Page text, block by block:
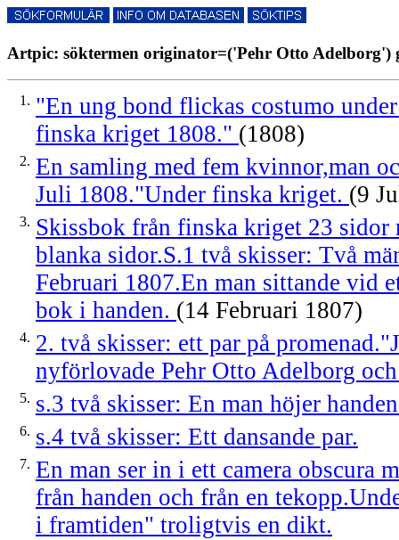
Artpic: söktermen originator=('Pehr Otto Adelborg')
1. "En ung bond flickas costumo
finska kriget 1808." (1808)
2. En samling med fem kvinnor,man
Juli 1808."Under finska kriget. (9
3. Skissbok från finska kriget 23 sidor
blanka sidor.S.1 två skisser: Två
Februari 1807.En man sittande vid
bok i handen. (14 Februari 1807)
4. 2. två skisser: ett par på
nyförlovade Pehr Otto Adelborg
5. s.3 två skisser: En man höjer
6. s.4 två skisser: Ett dansande par.
7. En man ser in i ett camera obscura
från handen och från en
i framtiden" troligtvis en dikt.